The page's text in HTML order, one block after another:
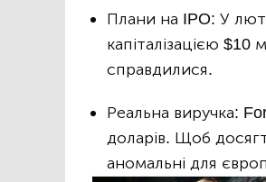
Плани на IPO: У
капіталізацією
справдилися.
Реальна виручка:
доларів. Щоб
аномальні для